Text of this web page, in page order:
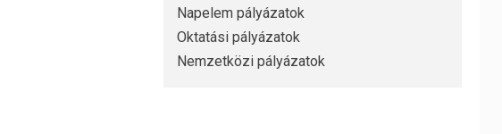
Napelem pályázatok
Oktatási pályázatok
Nemzetközi pályázatok